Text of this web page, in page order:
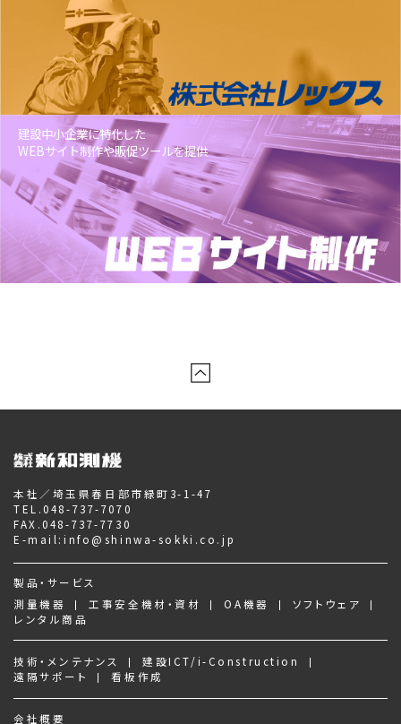
建設中小企業に特化した
WEBサイト制作や販促ツールを提供
本社／埼玉県春日部市緑町3-1-47
TEL. 048-737-7070
FAX.048-737-7730
E-mail: info@shinwa-sokki.co.jp
製品・サービス
測量機器
工事安全機材・資材 OA機器
ソフトウェア
レンタル商品
技術・メンテナンス
建設ICT/i-Construction
遠隔サポート
看板作成
会社概要